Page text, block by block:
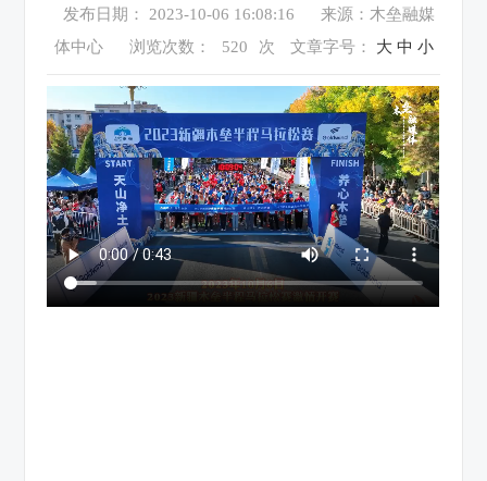
发布日期： 2023-10-06 16:08:16
来源：木垒融媒
体中心
浏览次数： 520 次 文章字号： 大 中 小